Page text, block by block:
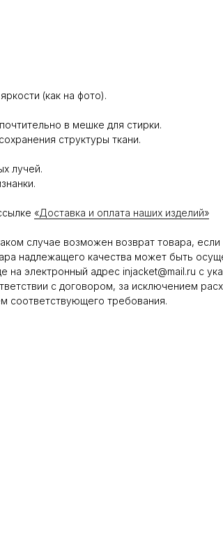
(как на фото).
в мешке для стирки.
структуры ткани.
лучей.
«Доставка и оплата наших изделий»
случае возможен возврат товара,
надлежащего качества может быть
электронный адрес injacket@mail.ru с
с договором, за исключением
соответствующего требования.